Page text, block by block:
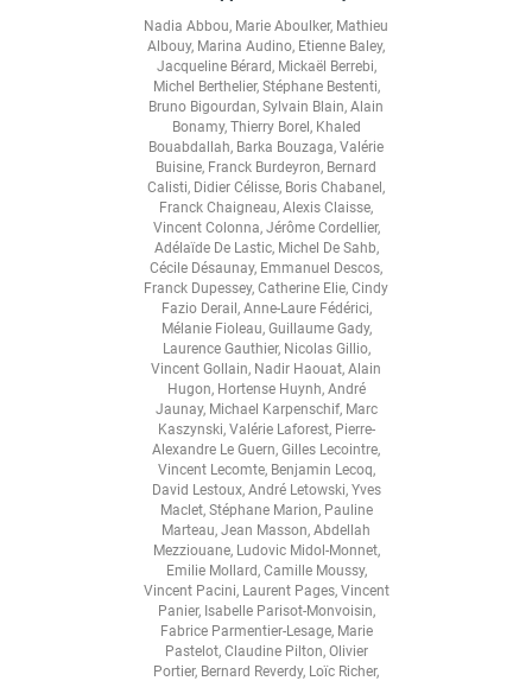
Nadia Abbou, Marie Aboulker, Mathieu
Albouy, Marina Audino, Etienne Baley,
Jacqueline Bérard, Mickaël Berrebi,
Michel Berthelier, Stéphane Bestenti,
Bruno Bigourdan, Sylvain Blain, Alain
Bonamy, Thierry Borel, Khaled
Bouabdallah, Barka Bouzaga, Valérie
Buisine, Franck Burdeyron, Bernard
Calisti, Didier Célisse, Boris Chabanel,
Franck Chaigneau, Alexis Claisse,
Vincent Colonna, Jérôme Cordellier,
Adélaïde De Lastic, Michel De Sahb,
Cécile Désaunay, Emmanuel Descos,
Franck Dupessey, Catherine Elie, Cindy
Fazio Derail, Anne-Laure Fédérici,
Mélanie Fioleau, Guillaume Gady,
Laurence Gauthier, Nicolas Gillio,
Vincent Gollain, Nadir Haouat, Alain
Hugon, Hortense Huynh, André
Jaunay, Michael Karpenschif, Marc
Kaszynski, Valérie Laforest, Pierre-
Alexandre Le Guern, Gilles Lecointre,
Vincent Lecomte, Benjamin Lecoq,
David Lestoux, André Letowski, Yves
Maclet, Stéphane Marion, Pauline
Marteau, Jean Masson, Abdellah
Mezziouane, Ludovic Midol-Monnet,
Emilie Mollard, Camille Moussy,
Vincent Pacini, Laurent Pages, Vincent
Panier, Isabelle Parisot-Monvoisin,
Fabrice Parmentier-Lesage, Marie
Pastelot, Claudine Pilton, Olivier
Portier, Bernard Reverdy, Loïc Richer,